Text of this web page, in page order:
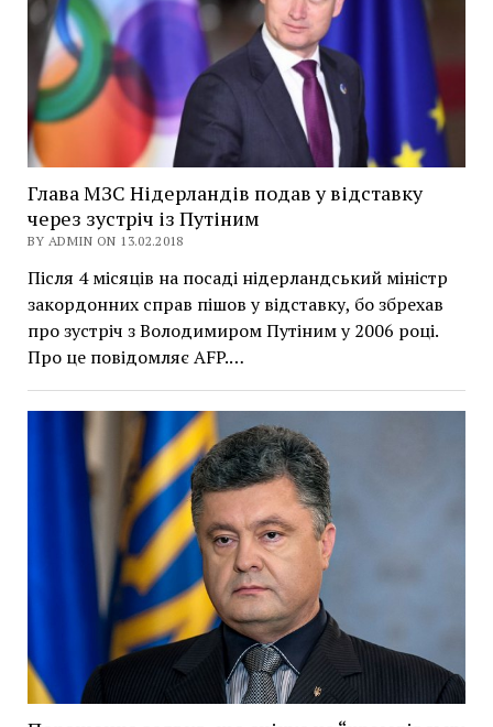
Глава МЗС Нідерландів подав у відставку
через зустріч із Путіним
BY ADMIN ON 13.02.2018
Після 4 місяців на посаді нідерландський міністр
закордонних справ пішов у відставку, бо збрехав
про зустріч з Володимиром Путіним у 2006 році.
Про це повідомляє AFP.…